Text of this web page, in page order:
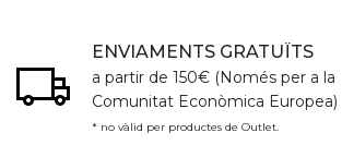
ENVIAMENTS GRATUÏTS
a partir de 150€ (Només per a la
Comunitat Econòmica Europea)
* no vàlid per productes de Outlet.